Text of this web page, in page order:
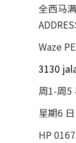
全西马
Waze
3130
周1-周5
星期6
HP